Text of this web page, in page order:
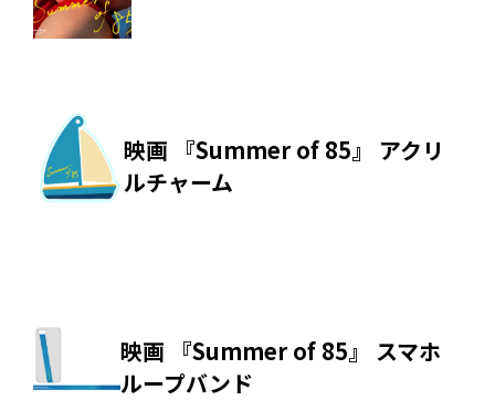
映画 『Summer of 85』 アクリ
ルチャーム
映画 『Summer of 85』 スマホ
ループバンド